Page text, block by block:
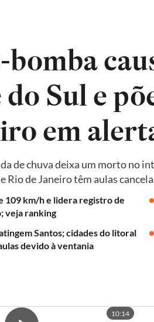
Sul e
em
de chuva deixa um morto no
Rio de Janeiro têm aulas
109 km/h e lidera registro de
veja ranking
Santos; cidades do litoral
devido à ventania
10:14